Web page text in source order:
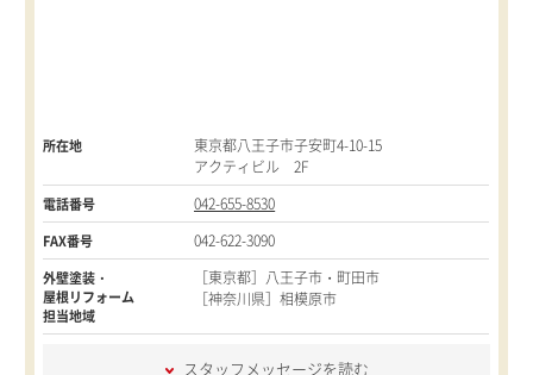
所在地
東京都八王子市子安町4-10-15
アクティビル 2F
電話番号
042-655-8530
FAX番号
042-622-3090
外壁塗装・
屋根リフォーム
担当地域
［東京都］八王子市・町田市
［神奈川県］相模原市
スタッフメッセージを読む